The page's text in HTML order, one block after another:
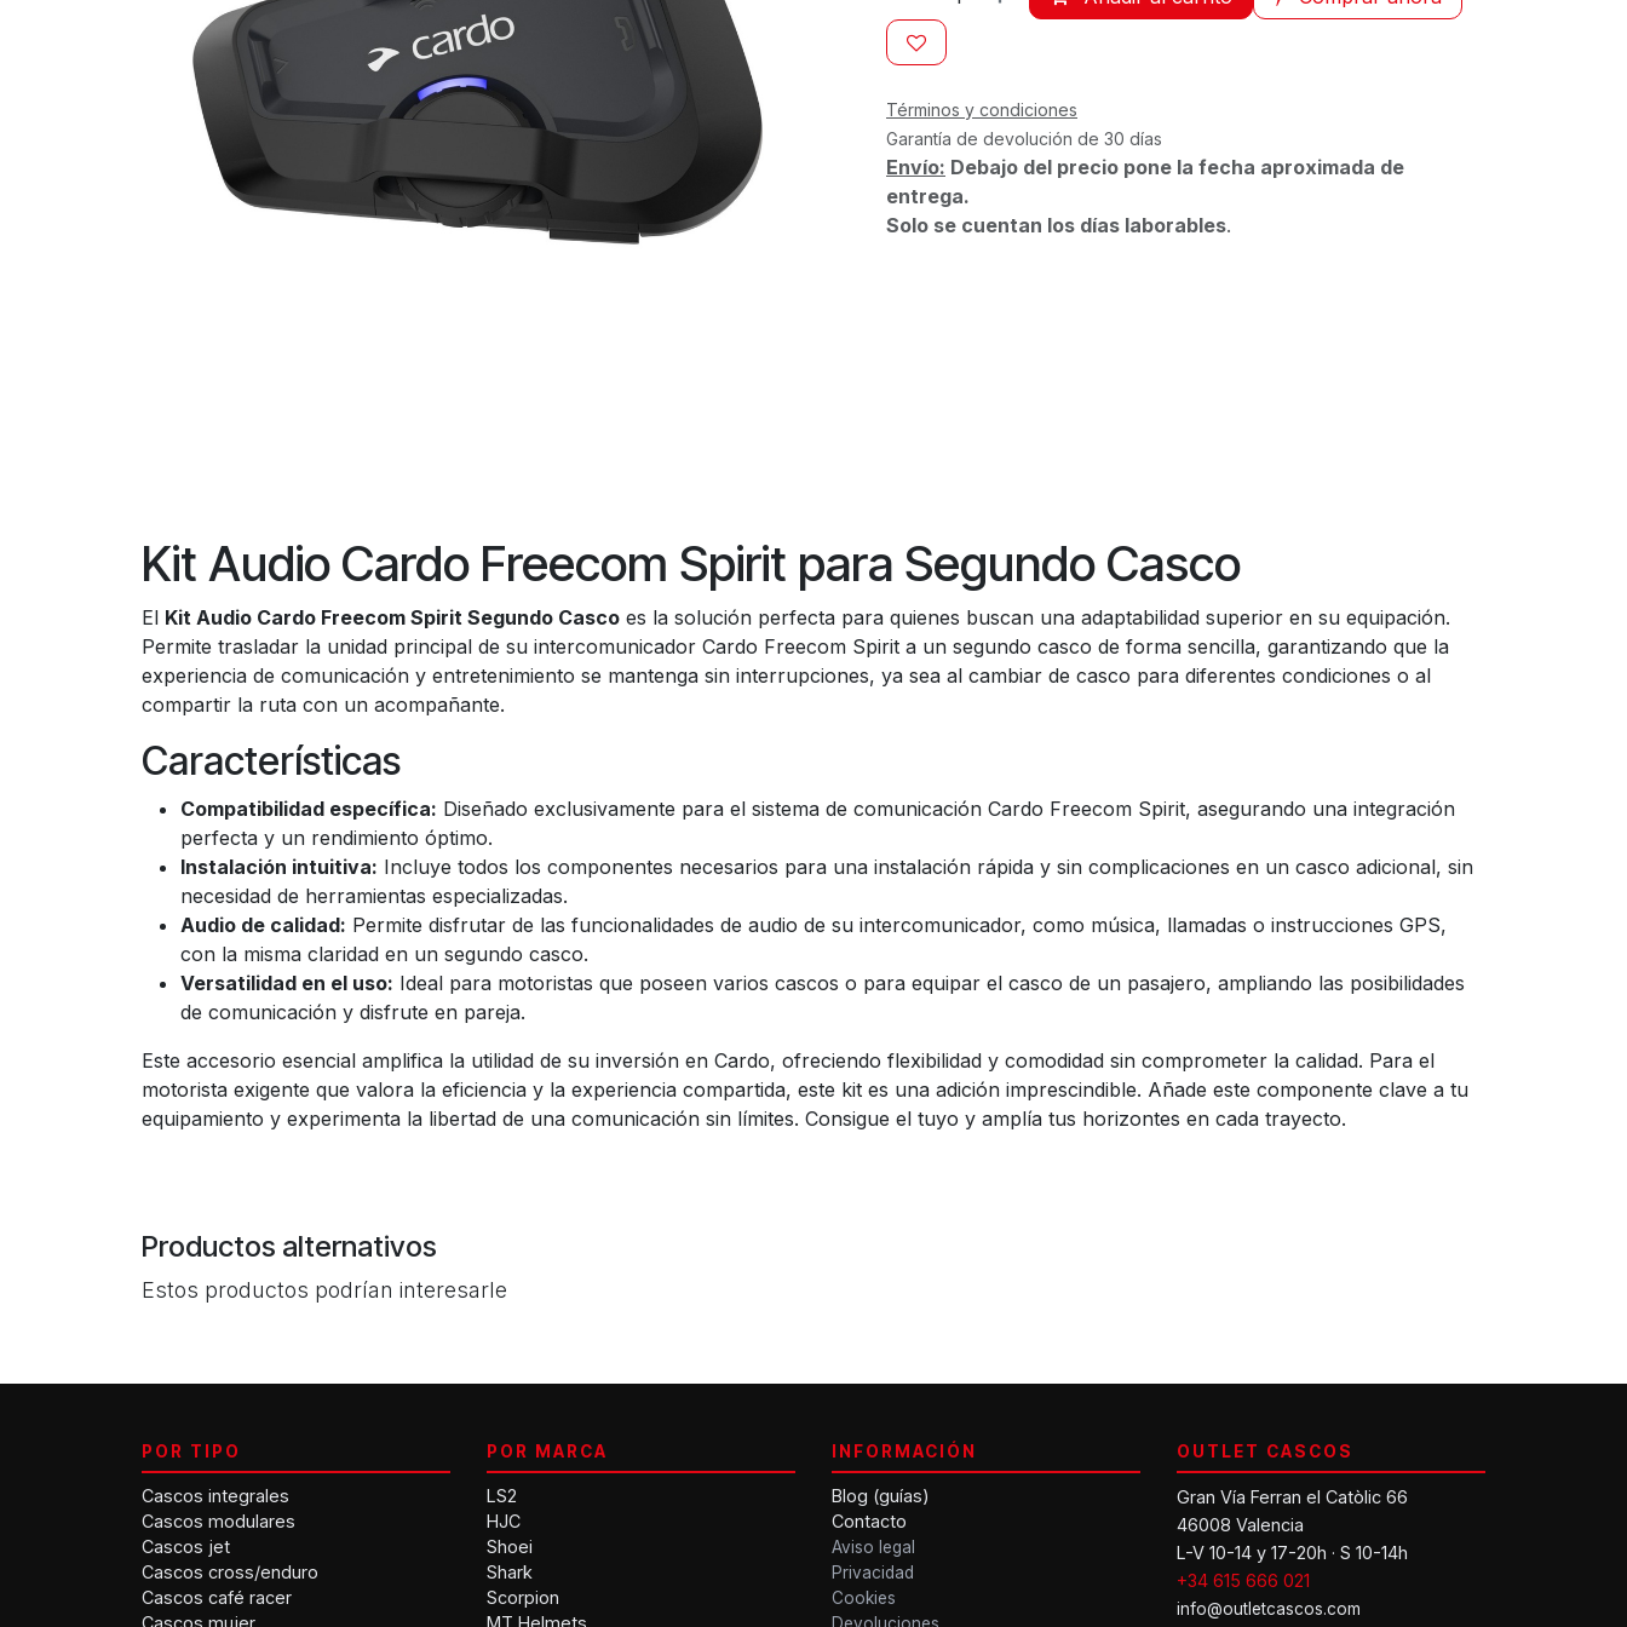
Términos y condiciones
Garantía de devolución de 30 días
Envío: Debajo del precio pone la fecha aproximada de
entrega.
Solo se cuentan los días laborables.
Kit Audio Cardo Freecom Spirit para Segundo Casco
El Kit Audio Cardo Freecom Spirit Segundo Casco es la solución perfecta para quienes buscan una adaptabilidad superior en su equipación.
Permite trasladar la unidad principal de su intercomunicador Cardo Freecom Spirit a un segundo casco de forma sencilla, garantizando que la
experiencia de comunicación y entretenimiento se mantenga sin interrupciones, ya sea al cambiar de casco para diferentes condiciones o al
compartir la ruta con un acompañante.
Características
Compatibilidad específica: Diseñado exclusivamente para el sistema de comunicación Cardo Freecom Spirit, asegurando una integración
perfecta y un rendimiento óptimo.
Instalación intuitiva: Incluye todos los componentes necesarios para una instalación rápida y sin complicaciones en un casco adicional, sin
necesidad de herramientas especializadas.
Audio de calidad: Permite disfrutar de las funcionalidades de audio de su intercomunicador, como música, llamadas o instrucciones GPS,
con la misma claridad en un segundo casco.
Versatilidad en el uso: Ideal para motoristas que poseen varios cascos o para equipar el casco de un pasajero, ampliando las posibilidades
de comunicación y disfrute en pareja.
Este accesorio esencial amplifica la utilidad de su inversión en Cardo, ofreciendo flexibilidad y comodidad sin comprometer la calidad. Para el
motorista exigente que valora la eficiencia y la experiencia compartida, este kit es una adición imprescindible. Añade este componente clave a tu
equipamiento y experimenta la libertad de una comunicación sin límites. Consigue el tuyo y amplía tus horizontes en cada trayecto.
Productos alternativos
Estos productos podrían interesarle
POR TIPO
Cascos integrales
Cascos modulares
Cascos jet
Cascos cross/enduro
Cascos café racer
Cascos mujer
POR MARCA
LS2
HJC
Shoei
Shark
Scorpion
MT Helmets
INFORMACIÓN
Blog (guías)
Contacto
Aviso legal
Privacidad
Cookies
OUTLET CASCOS
Gran Vía Ferran el Catòlic 66
46008 Valencia
L-V 10-14 y 17-20h · S 10-14h
+34 615 666 021
info@outletcascos.com